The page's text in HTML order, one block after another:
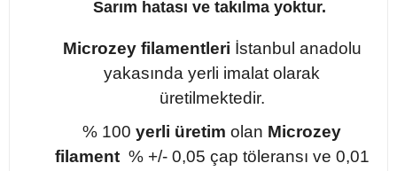
Sarım hatası ve takılma yoktur.
Microzey filamentleri İstanbul anadolu
yakasında yerli imalat olarak
üretilmektedir.
% 100 yerli üretim olan Microzey
filament% +/- 0,05 çap töleransı ve 0,01